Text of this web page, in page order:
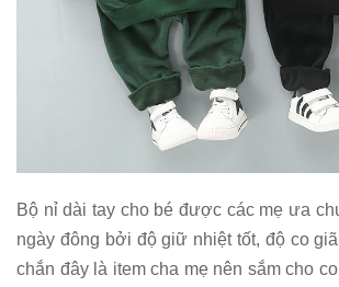
Bộ nỉ dài tay cho bé được các mẹ ưa
ngày đông bởi độ giữ nhiệt tốt, độ co
chắn đây là item cha mẹ nên sắm cho